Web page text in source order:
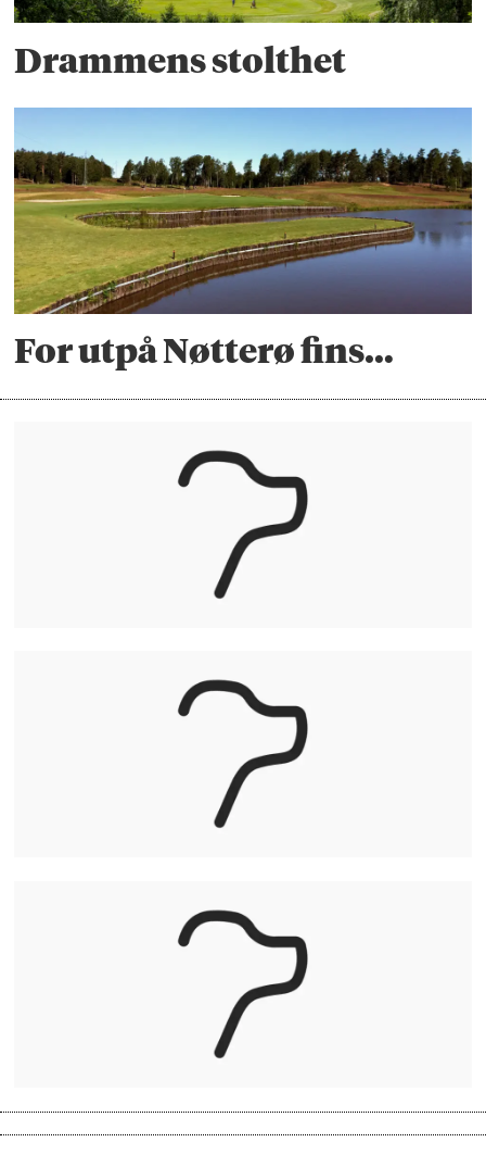
Drammens stolthet
For utpå Nøtterø fins…